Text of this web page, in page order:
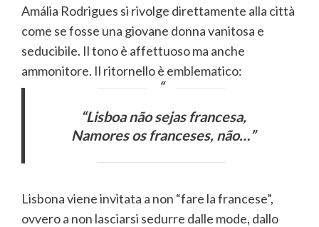
Amália Rodrigues si rivolge direttamente alla città
come se fosse una giovane donna vanitosa e
seducibile. Il tono è affettuoso ma anche
ammonitore. Il ritornello è emblematico:
“Lisboa não sejas francesa,
Namores os franceses, não…”
Lisbona viene invitata a non “fare la francese”,
ovvero a non lasciarsi sedurre dalle mode, dallo